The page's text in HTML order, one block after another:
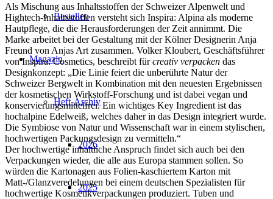
Bestellen
Magazin
Heft-Archiv
2026
2025
Als Mischung aus Inhaltsstoffen der Schweizer Alpenwelt und
Hightech-Inhaltsstoffen versteht sich Inspira: Alpina als moderne
Hautpflege, die die Herausforderungen der Zeit annimmt. Die
Marke arbeitet bei der Gestaltung mit der Kölner Designerin Anja
Freund von Anjas Art zusammen. Volker Kloubert, Geschäftsführer
von Inspira: Cosmetics, beschreibt fürcreativ verpacken das
Designkonzept: „Die Linie feiert die unberührte Natur der
Schweizer Bergwelt in Kombination mit den neuesten Ergebnissen
der kosmetischen Wirkstoff-Forschung und ist dabei vegan und
konservierungsmittelfrei. Ein wichtiges Key Ingredient ist das
hochalpine Edelweiß, welches daher in das Design integriert wurde.
Die Symbiose von Natur und Wissenschaft war in einem stylischen,
hochwertigen Packungsdesign zu vermitteln.“
Der hochwertige inhaltliche Anspruch findet sich auch bei den
Verpackungen wieder, die alle aus Europa stammen sollen. So
würden die Kartonagen aus Folien-kaschiertem Karton mit
Matt-/Glanzveredelungen bei einem deutschen Spezialisten für
hochwertige Kosmetikverpackungen produziert. Tuben und